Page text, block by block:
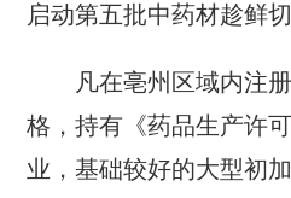
启动第五批中药材趁鲜
凡在亳州区域内注册
格，持有《药品生产许
业，基础较好的大型初